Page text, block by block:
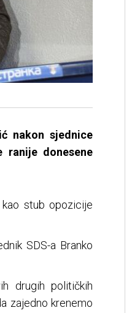
nakon sjednice
donesene
stub opozicije
SDS-a Branko
drugih političkih
zajedno krenemo